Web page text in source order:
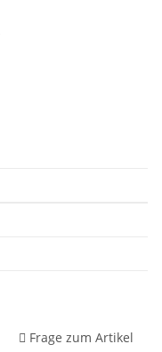
Frage zum Artikel